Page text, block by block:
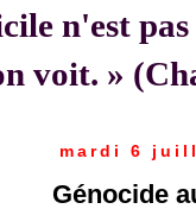
n'est
voit. »
mardi 6
Génocide